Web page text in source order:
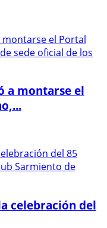
a montarse el
celebración del